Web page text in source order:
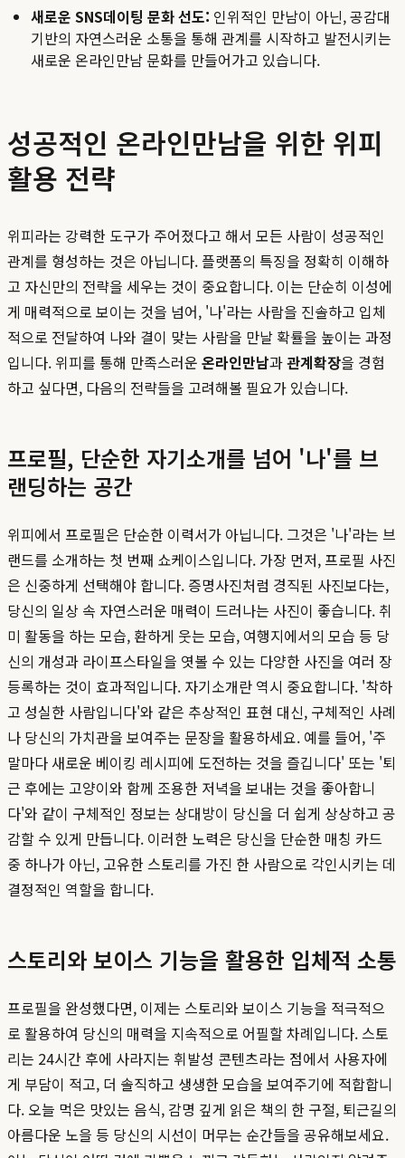
새로운 SNS데이팅 문화 선도: 인위적인 만남이 아닌, 공감대
기반의 자연스러운 소통을 통해 관계를 시작하고 발전시키는
새로운 온라인만남 문화를 만들어가고 있습니다.
성공적인 온라인만남을 위한 위피
활용 전략
위피라는 강력한 도구가 주어졌다고 해서 모든 사람이 성공적인
관계를 형성하는 것은 아닙니다. 플랫폼의 특징을 정확히 이해하
고 자신만의 전략을 세우는 것이 중요합니다. 이는 단순히 이성에
게 매력적으로 보이는 것을 넘어, '나'라는 사람을 진솔하고 입체
적으로 전달하여 나와 결이 맞는 사람을 만날 확률을 높이는 과정
입니다. 위피를 통해 만족스러운 온라인만남과관계확장을 경험
하고 싶다면, 다음의 전략들을 고려해볼 필요가 있습니다.
프로필, 단순한 자기소개를 넘어 '나'를 브
랜딩하는 공간
위피에서 프로필은 단순한 이력서가 아닙니다. 그것은 '나'라는 브
랜드를 소개하는 첫 번째 쇼케이스입니다. 가장 먼저, 프로필 사진
은 신중하게 선택해야 합니다. 증명사진처럼 경직된 사진보다는,
당신의 일상 속 자연스러운 매력이 드러나는 사진이 좋습니다. 취
미 활동을 하는 모습, 환하게 웃는 모습, 여행지에서의 모습 등 당
신의 개성과 라이프스타일을 엿볼 수 있는 다양한 사진을 여러 장
등록하는 것이 효과적입니다. 자기소개란 역시 중요합니다. '착하
고 성실한 사람입니다'와 같은 추상적인 표현 대신, 구체적인 사례
나 당신의 가치관을 보여주는 문장을 활용하세요. 예를 들어, '주
말마다 새로운 베이킹 레시피에 도전하는 것을 즐깁니다' 또는 '퇴
근 후에는 고양이와 함께 조용한 저녁을 보내는 것을 좋아합니
다'와 같이 구체적인 정보는 상대방이 당신을 더 쉽게 상상하고 공
감할 수 있게 만듭니다. 이러한 노력은 당신을 단순한 매칭 카드
중 하나가 아닌, 고유한 스토리를 가진 한 사람으로 각인시키는 데
결정적인 역할을 합니다.
스토리와 보이스 기능을 활용한 입체적 소통
프로필을 완성했다면, 이제는 스토리와 보이스 기능을 적극적으
로 활용하여 당신의 매력을 지속적으로 어필할 차례입니다. 스토
리는 24시간 후에 사라지는 휘발성 콘텐츠라는 점에서 사용자에
게 부담이 적고, 더 솔직하고 생생한 모습을 보여주기에 적합합니
다. 오늘 먹은 맛있는 음식, 감명 깊게 읽은 책의 한 구절, 퇴근길의
아름다운 노을 등 당신의 시선이 머무는 순간들을 공유해보세요.